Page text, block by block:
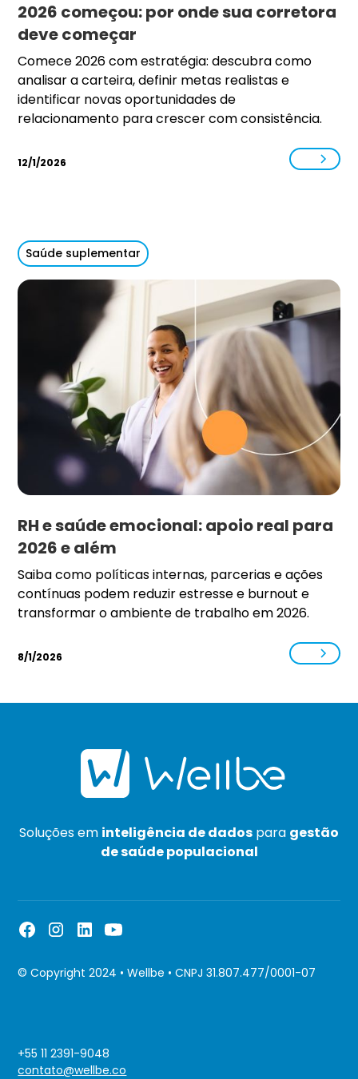
2026 começou: por onde sua corretora
deve começar
Comece 2026 com estratégia: descubra como
analisar a carteira, definir metas realistas e
identificar novas oportunidades de
relacionamento para crescer com consistência.
12/1/2026
Saúde suplementar
RH e saúde emocional: apoio real para
2026 e além
Saiba como políticas internas, parcerias e ações
contínuas podem reduzir estresse e burnout e
transformar o ambiente de trabalho em 2026.
8/1/2026
Soluções em inteligência de dados para gestão
de saúde populacional
© Copyright 2024 • Wellbe • CNPJ 31.807.477/0001-07
+55 11 2391-9048
contato@wellbe.co